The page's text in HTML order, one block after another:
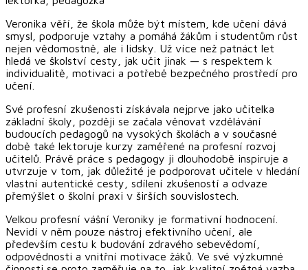
Veronika věří, že škola může být místem, kde učení dává
smysl, podporuje vztahy a pomáhá žákům i studentům růst
nejen vědomostně, ale i lidsky. Už více než patnáct let
hledá ve školství cesty, jak učit jinak — s respektem k
individualitě, motivaci a potřebě bezpečného prostředí pro
učení.
Své profesní zkušenosti získávala nejprve jako učitelka
základní školy, později se začala věnovat vzdělávání
budoucích pedagogů na vysokých školách a v současné
době také lektoruje kurzy zaměřené na profesní rozvoj
učitelů. Právě práce s pedagogy ji dlouhodobě inspiruje a
utvrzuje v tom, jak důležité je podporovat učitele v hledání
vlastní autentické cesty, sdílení zkušeností a odvaze
přemýšlet o školní praxi v širších souvislostech.
Velkou profesní vášní Veroniky je formativní hodnocení.
Nevidí v něm pouze nástroj efektivního učení, ale
především cestu k budování zdravého sebevědomí,
odpovědnosti a vnitřní motivace žáků. Ve své výzkumné